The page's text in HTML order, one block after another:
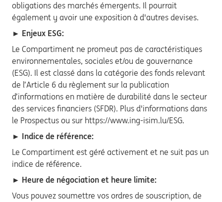
obligations des marchés émergents. Il pourrait
également y avoir une exposition à d'autres devises.
► Enjeux ESG:
Le Compartiment ne promeut pas de caractéristiques
environnementales, sociales et/ou de gouvernance
(ESG). Il est classé dans la catégorie des fonds relevant
de l’Article 6 du règlement sur la publication
d’informations en matière de durabilité dans le secteur
des services financiers (SFDR). Plus d'informations dans
le Prospectus ou sur https://www.ing-isim.lu/ESG.
► Indice de référence:
Le Compartiment est géré activement et ne suit pas un
indice de référence.
► Heure de négociation et heure limite:
Vous pouvez soumettre vos ordres de souscription, de